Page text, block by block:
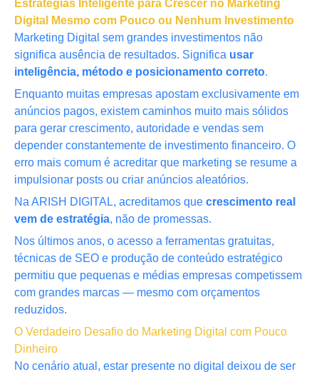
Estratégias Inteligente para Crescer no Marketing
Digital Mesmo com Pouco ou Nenhum Investimento
Marketing Digital sem grandes investimentos não
significa ausência de resultados. Significa usar
inteligência, método e posicionamento correto.
Enquanto muitas empresas apostam exclusivamente em
anúncios pagos, existem caminhos muito mais sólidos
para gerar crescimento, autoridade e vendas sem
depender constantemente de investimento financeiro. O
erro mais comum é acreditar que marketing se resume a
impulsionar posts ou criar anúncios aleatórios.
Na ARISH DIGITAL, acreditamos que crescimento real
vem de estratégia, não de promessas.
Nos últimos anos, o acesso a ferramentas gratuitas,
técnicas de SEO e produção de conteúdo estratégico
permitiu que pequenas e médias empresas competissem
com grandes marcas — mesmo com orçamentos
reduzidos.
O Verdadeiro Desafio do Marketing Digital com Pouco
Dinheiro
No cenário atual, estar presente no digital deixou de ser